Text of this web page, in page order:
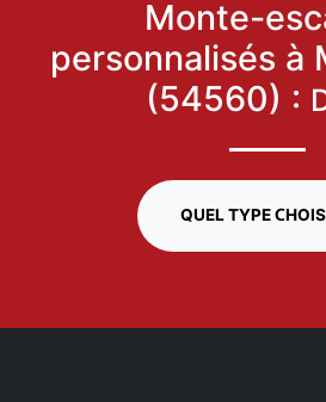
Monte-
personnalisés à
(54560) :
QUEL TYPE